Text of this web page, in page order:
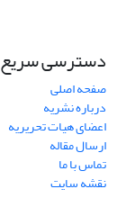
دسترسی سریع
صفحه اصلی
درباره نشریه
اعضای هیات تحریریه
ارسال مقاله
تماس با ما
نقشه سایت